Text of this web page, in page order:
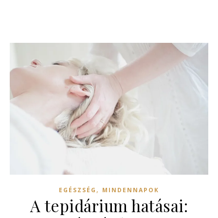
EGÉSZSÉG , MINDENNAPOK
A tepidárium hatásai: